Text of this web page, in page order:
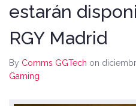
estarán
RGY Madrid
By Comms GGTech on
Gaming